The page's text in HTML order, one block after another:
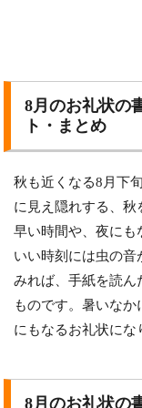
8月のお礼状の
ト・まとめ
秋も近くなる8月下
に見え隠れする、秋
早い時間や、夜にも
いい時刻には虫の音
みれば、手紙を読ん
ものです。暑いな
にもなるお礼状にな
8月のお礼状の